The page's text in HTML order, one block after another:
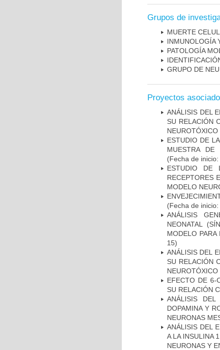
Grupos de
MUERTE
INMUNOLOGÍA
PATOLOGÍA
GRUPO DE
Proyectos
ANÁLISIS DEL
SU RELACIÓN
NEUROTÓXICO
ESTUDIO DE
MUESTRA DE
(Fecha de
ESTUDIO DE
RECEPTORES
MODELO
(Fecha de
ANÁLISIS
NEONATAL
MODELO
15)
ANÁLISIS DEL
SU RELACIÓN
NEUROTÓXICO
EFECTO DE 6-
SU RELACIÓN
ANÁLISIS
DOPAMINA Y
NEURONAS
ANÁLISIS DEL
A LA INSULINA
NEURONAS Y